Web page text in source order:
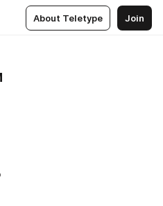
About Teletype Join